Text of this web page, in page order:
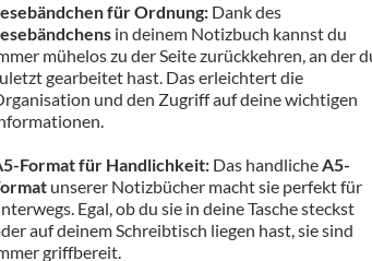
für Ordnung:Dank des
in deinem Notizbuch kannst du
mühelos zu der Seite zurückkehren, an der
gearbeitet hast. Das erleichtert die
und den Zugriff auf deine wichtigen
Format für Handlichkeit:Das handlicheA5-
unserer Notizbücher macht sie perfekt für
Egal, ob du sie in deine Tasche steckst
auf deinem Schreibtisch liegen hast, sie sind
griffbereit.